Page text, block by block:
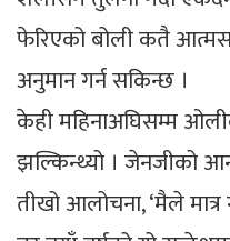
फेरिएको बोली कतै
अनुमान गर्न सकिन्छ ।
केही महिनाअघिसम्म
झल्किन्थ्यो । जेनजीको
तीखो आलोचना, ‘मैले मात्र